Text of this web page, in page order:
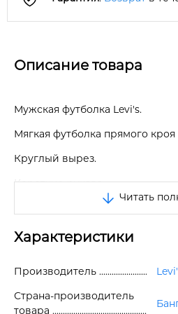
Описание товара
Мужская футболка Levi's.
Мягкая футболка прямого
Круглый вырез.
Короткие рукава.
Спереди стилизованный
Практичная и стильная
Отличное качество.
Читать
Характеристики
Производитель
Страна-производитель
товара